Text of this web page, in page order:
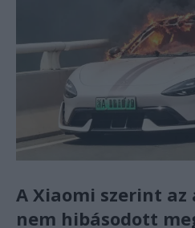
A Xiaomi szerint
nem hibásodott